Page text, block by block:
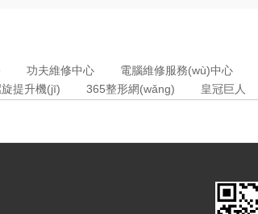
功夫維修中心 電腦維修服務(wù)中心
提升機(jī) 365整形網(wǎng) 皇冠巨人